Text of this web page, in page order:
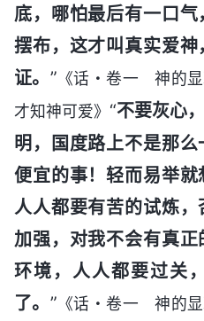
底，哪怕最后有一口
摆布，这才叫真实爱
证。 ” 《话・卷一 神的
才知神可爱》 “不要灰心
明，国度路上不是那
便宜的事！轻而易举
人人都要有苦的试炼
加强，对我不会有真
环境，人人都要过关
了。 ” 《话・卷一 神的